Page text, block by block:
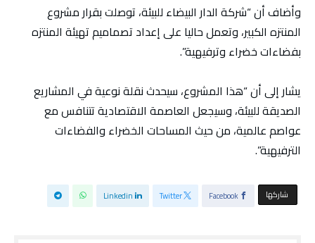
وأضاف أن “شركة الدار البيضاء للبيئة، توصلت بقرار مشروع
المنتزه الكبير، وتعمل حاليا على إعداد تصماميم تهيئة المنتزه
بفضاءات خضراء وترفيهية”.
يشار إلى أن “هذا المشروع، سيحدث نقلة نوعية في المشاريع
الصديقة للبيئة، وسيجعل العاصمة الاقتصادية تتنافس مع
عواصم عالمية، من حيث المساحات الخضراء والفضاءات
الترفيهية”.
‫‫ شاركها‬ Facebook
Twitter
Linkedin